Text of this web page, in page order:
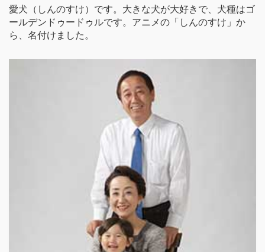
愛犬（しんのすけ）です。大きな犬が大好きで、犬種はゴ
ールデンドゥードゥルです。アニメの「しんのすけ」か
ら、名付けました。